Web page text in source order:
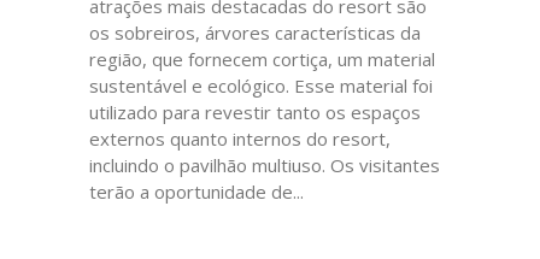
atrações mais destacadas do resort são
os sobreiros, árvores características da
região, que fornecem cortiça, um material
sustentável e ecológico. Esse material foi
utilizado para revestir tanto os espaços
externos quanto internos do resort,
incluindo o pavilhão multiuso. Os visitantes
terão a oportunidade de...